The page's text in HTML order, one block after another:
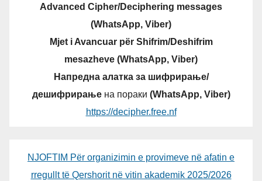
Advanced Cipher/Deciphering messages
(WhatsApp, Viber)
Mjet i Avancuar për Shifrim/Deshifrim
mesazheve (WhatsApp, Viber)
Напредна алатка за шифрирање/
дешифрирањена пораки (WhatsApp, Viber)
https://decipher.free.nf
NJOFTIM Për organizimin e provimeve në afatin e
rregullt të Qershorit në vitin akademik 2025/2026